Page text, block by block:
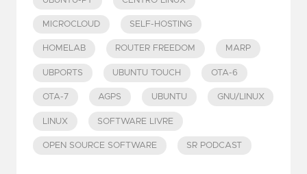
MICROCLOUD SELF-HOSTING
HOMELAB ROUTER FREEDOM MARP
UBPORTS UBUNTU TOUCH OTA-6
OTA-7 AGPS UBUNTU GNU/LINUX
LINUX SOFTWARE LIVRE
OPEN SOURCE SOFTWARE SR PODCAST